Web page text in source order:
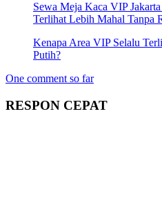
Sewa Meja Kaca VIP
Terlihat Lebih Mahal Tanpa
Kenapa Area VIP Selalu
Putih?
One comment so far
RESPON CEPAT